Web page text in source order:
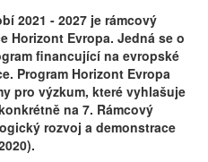
2021 - 2027 je rámcový
Horizont Evropa. Jedná se o
financující na evropské
Program Horizont Evropa
pro výzkum, které vyhlašuje
na 7. Rámcový
rozvoj a demonstrace